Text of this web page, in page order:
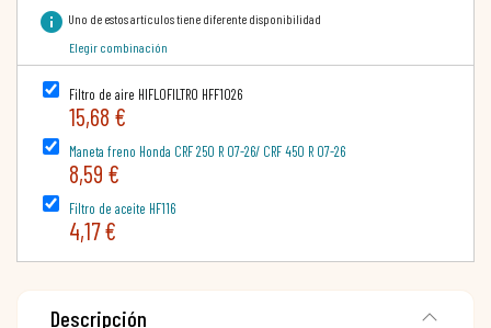
info Uno de estos artículos tiene diferente disponibilidad
Elegir combinación
Filtro de aire HIFLOFILTRO HFF1026
15,68 €
Maneta freno Honda CRF 250 R 07-26/ CRF 450 R 07-26
8,59 €
Filtro de aceite HF116
4,17 €
Descripción